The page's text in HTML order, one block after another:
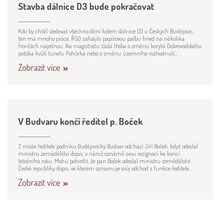
Stavba dálnice D3 bude pokračovat
Kdo by chtěl sledovat všechno dění kolem dálnice D3 u Českých Budějovic,
ten má mnoho práce. ŘSD zahájilo papírovou palbu hned na několika
frontách najednou. Na magistrátu žádá třeba o změnu koryta Dobrovodského
potoka kvůli tunelu Pohůrka nebo o změnu územního rozhodnutí...
Zobrazit více
V Budvaru končí ředitel p. Boček
Z místa ředitele podniku Budějovický Budvar odchází Jiří Boček, když odeslal
ministru zemědělství dopis, v němž oznámil svou rezignaci ke konci
letošního roku. Mohu potvrdit, že pan Boček odeslal ministru zemědělství
České republiky dopis, ve kterém oznamuje svůj odchod z funkce ředitele...
Zobrazit více